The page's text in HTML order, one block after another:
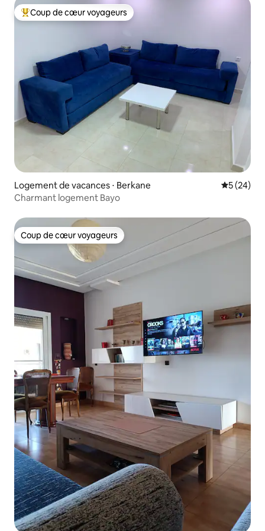
Coups de cœur voyageurs les plus appréciés
Coup de cœur voyageurs
Logement de vacances ⋅ Berkane
5 (24)
Charmant logement Bayo
Coup de cœur voyageurs
Coup de cœur voyageurs